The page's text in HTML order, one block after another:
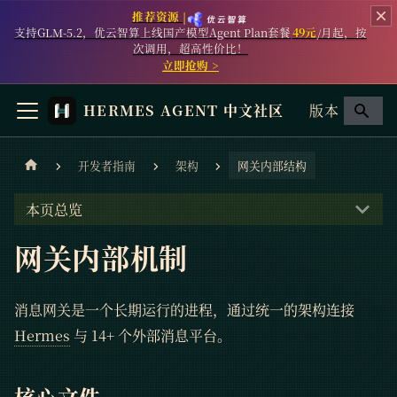
推荐资源 |
支持GLM-5.2，优云智算上线国产模型Agent Plan套餐49元/月起，按
次调用，超高性价比！
立即抢购 >
HERMES AGENT 中文社区 版本
开发者指南 架构 网关内部结构
本页总览
网关内部机制
消息网关是一个长期运行的进程，通过统一的架构连接
Hermes 与 14+ 个外部消息平台。